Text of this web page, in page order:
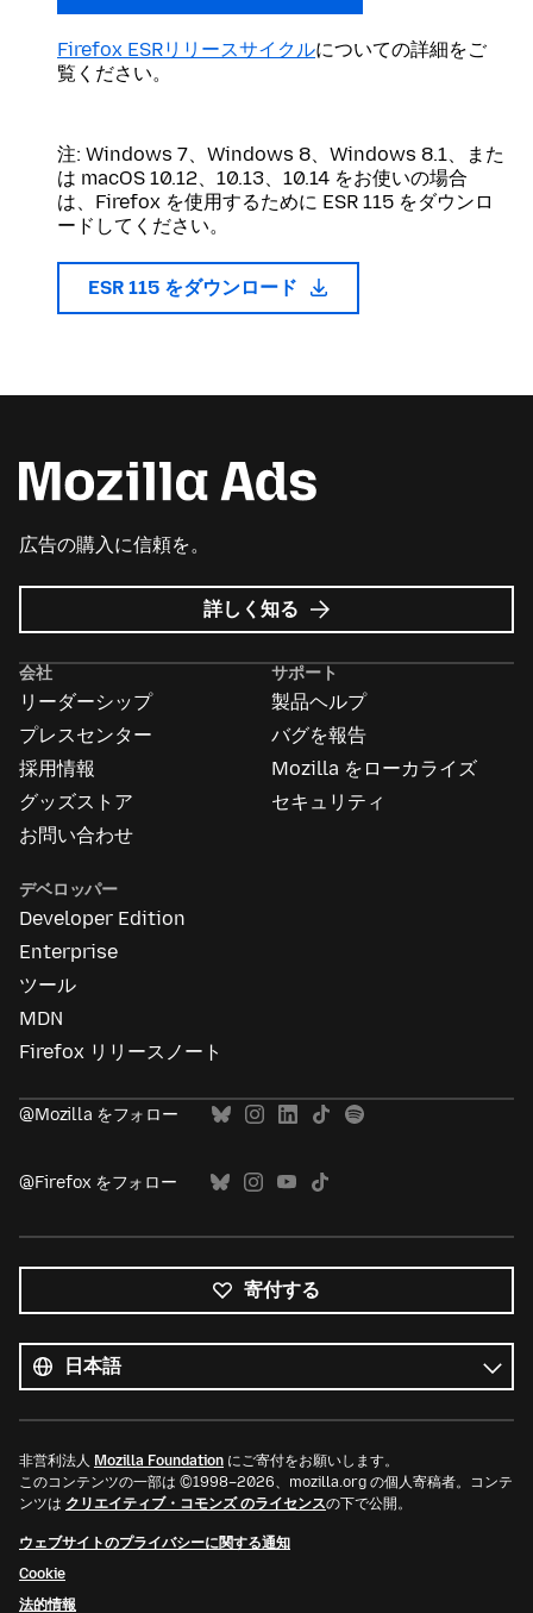
Firefox ESRリリースサイクルについての詳細をご
覧ください。
注: Windows 7、Windows 8、Windows 8.1、また
は macOS 10.12、10.13、10.14 をお使いの場合
は、Firefox を使用するために ESR 115 をダウンロ
ードしてください。
ESR 115 をダウンロード
広告の購入に信頼を。
Mozilla
広
詳しく知る
会社
リーダーシップ
プレスセンター
採用情報
グッズストア
お問い合わせ
サポート
製品ヘルプ
バグを報告
Mozilla をローカライズ
セキュリティ
デベロッパー
Developer Edition
Enterprise
ツール
MDN
Firefox リリースノート
@Mozilla をフォロー
@Firefox をフォロー
寄付する
べ
て
の
言
言
語
非営利法人 Mozilla Foundation にご寄付をお願いします。
このコンテンツの一部は ©1998–2026、mozilla.org の個人寄稿者。コンテ
ンツは クリエイティブ・コモンズ のライセンスの下で公開。
ウェブサイトのプライバシーに関する通知
Cookie
法的情報